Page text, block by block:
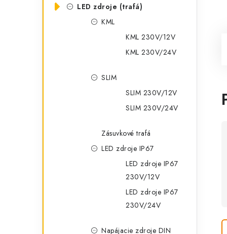
LED zdroje (trafá)
KML
KML 230V/12V
KML 230V/24V
SLIM
SLIM 230V/12V
SLIM 230V/24V
Zásuvkové trafá
LED zdroje IP67
LED zdroje IP67
230V/12V
LED zdroje IP67
230V/24V
Napájacie zdroje DIN